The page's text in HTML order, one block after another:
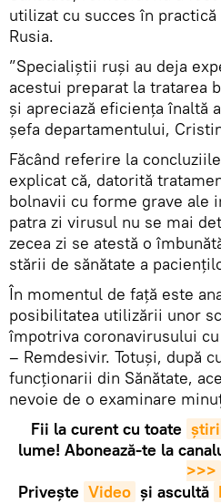
utilizat cu succes în
Rusia.
”Specialiștii ruși au deja
acestui preparat la tratarea
și apreciază eficiența înaltă
șefa departamentului,
Făcând referire la
explicat că, datorită
bolnavii cu forme grave ale
patra zi virusul nu se mai
zecea zi se atestă o
stării de sănătate a
În momentul de față este
posibilitatea utilizării unor
împotriva coronavirusului
– Remdesivir. Totuși, după
funcționarii din Sănătate,
nevoie de o examinare
Fii la curent cu toate
lume! Abonează-te la
>>>
Privește Video și ascultă